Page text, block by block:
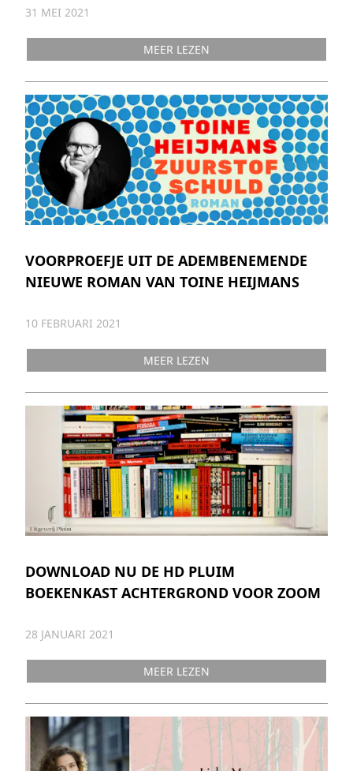
31 MEI 2021
MEER LEZEN
VOORPROEFJE UIT DE ADEMBENEMENDE
NIEUWE ROMAN VAN TOINE HEIJMANS
10 FEBRUARI 2021
MEER LEZEN
DOWNLOAD NU DE HD PLUIM
BOEKENKAST ACHTERGROND VOOR ZOOM
28 JANUARI 2021
MEER LEZEN